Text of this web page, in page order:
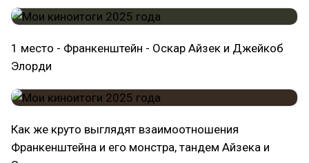
1 место - Франкенштейн - Оскар Айзек и Джейкоб
Элорди
Как же круто выглядят взаимоотношения
Франкенштейна и его монстра, тандем Айзека и